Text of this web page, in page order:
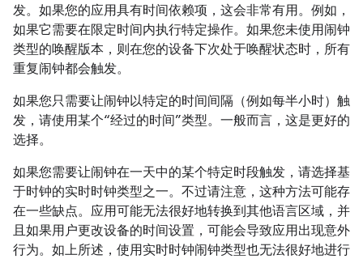
发。如果您的应用具有时间依赖项，这会非常有用。例如，
如果它需要在限定时间内执行特定操作。如果您未使用闹钟
类型的唤醒版本，则在您的设备下次处于唤醒状态时，所有
重复闹钟都会触发。
如果您只需要让闹钟以特定的时间间隔（例如每半小时）触
发，请使用某个“经过的时间”类型。一般而言，这是更好的
选择。
如果您需要让闹钟在一天中的某个特定时段触发，请选择基
于时钟的实时时钟类型之一。不过请注意，这种方法可能存
在一些缺点。应用可能无法很好地转换到其他语言区域，并
且如果用户更改设备的时间设置，可能会导致应用出现意外
行为。如上所述，使用实时时钟闹钟类型也无法很好地进行